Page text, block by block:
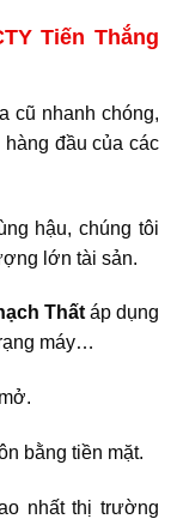
Tiến Thắng
cũ nhanh chóng,
đầu của các
hậu, chúng tôi
lớn tài sản.
Thấtáp dụng
máy…
bằng tiền mặt.
nhất thị trường